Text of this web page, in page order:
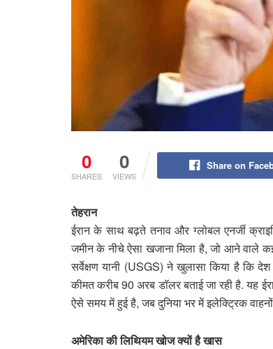
0
SHARES
0
VIEWS
Share on
तेहरान
ईरान के साथ बढ़ते तनाव और ग्लोबल एनर्जी
जमीन के नीचे ऐसा खजाना मिला है, जो आने वाले
सर्वेक्षण यानी (USGS) ने खुलासा किया है कि देश
कीमत करीब 90 अरब डॉलर बताई जा रही है. यह
ऐसे समय में हुई है, जब दुनिया भर में इलेक्ट्रिक
अमेरिका की लिथियम खोज क्यों है खास